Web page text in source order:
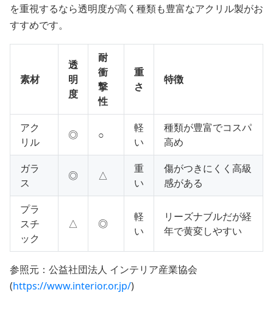
を重視するなら透明度が高く種類も豊富なアクリル製がお
すすめです。
素材
透
明
度
耐
衝
撃
性
重
さ
特徴
アク
リル
◎ ○
軽
い
種類が豊富でコスパ
高め
ガラ
ス
◎ △
重
い
傷がつきにくく高級
感がある
プラ
スチ
ック
△ ◎
軽
い
リーズナブルだが経
年で黄変しやすい
参照元：公益社団法人 インテリア産業協会
(https://www.interior.or.jp/)